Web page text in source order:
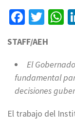
STAFF/AEH
El
fundamental
decisiones
El trabajo del